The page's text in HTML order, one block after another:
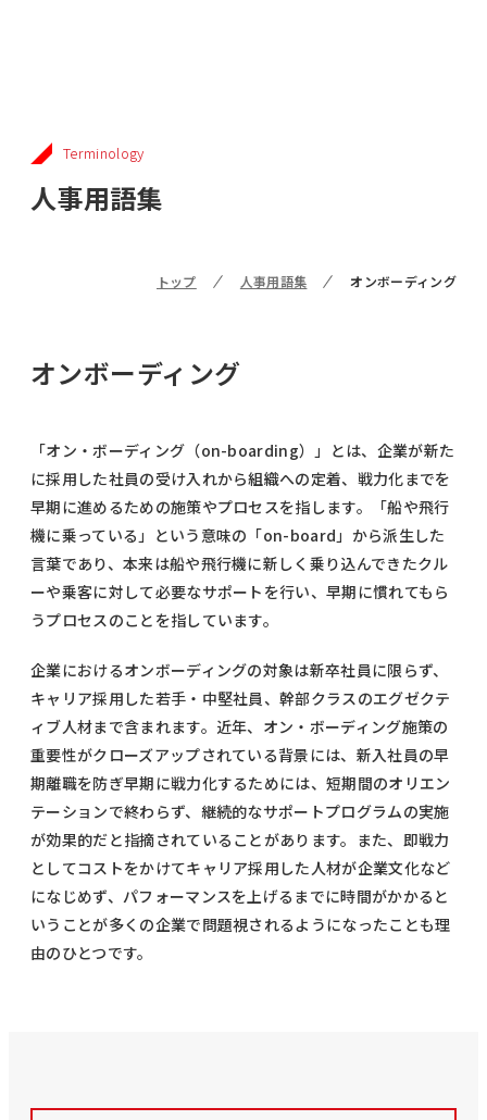
Terminology
人事用語集
トップ 人事用語集 オンボーディング
オンボーディング
「オン・ボーディング（on-boarding）」とは、企業が新た
に採用した社員の受け入れから組織への定着、戦力化までを
早期に進めるための施策やプロセスを指します。「船や飛行
機に乗っている」という意味の「on-board」から派生した
言葉であり、本来は船や飛行機に新しく乗り込んできたクル
ーや乗客に対して必要なサポートを行い、早期に慣れてもら
うプロセスのことを指しています。
企業におけるオンボーディングの対象は新卒社員に限らず、
キャリア採用した若手・中堅社員、幹部クラスのエグゼクテ
ィブ人材まで含まれます。近年、オン・ボーディング施策の
重要性がクローズアップされている背景には、新入社員の早
期離職を防ぎ早期に戦力化するためには、短期間のオリエン
テーションで終わらず、継続的なサポートプログラムの実施
が効果的だと指摘されていることがあります。また、即戦力
としてコストをかけてキャリア採用した人材が企業文化など
になじめず、パフォーマンスを上げるまでに時間がかかると
いうことが多くの企業で問題視されるようになったことも理
由のひとつです。